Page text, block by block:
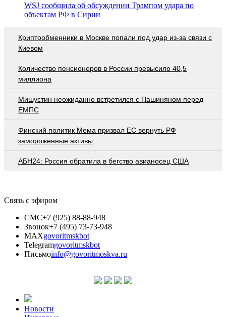
WSJ сообщила об обсуждении Трампом удара по
объектам РФ в Сирии
Криптообменники в Москве попали под удар из-за связи с
Киевом
Количество пенсионеров в России превысило 40,5
миллиона
Мишустин неожиданно встретился с Пашиняном перед
ЕМПС
Финский политик Мема призвал ЕС вернуть РФ
замороженные активы
АБН24: Россия обратила в бегство авианосец США
Связь с эфиром
СМС+7 (925) 88-88-948
Звонок+7 (495) 73-73-948
MAXgovoritmskbot
Telegramgovoritmskbot
Письмоinfo@govoritmoskva.ru
Новости